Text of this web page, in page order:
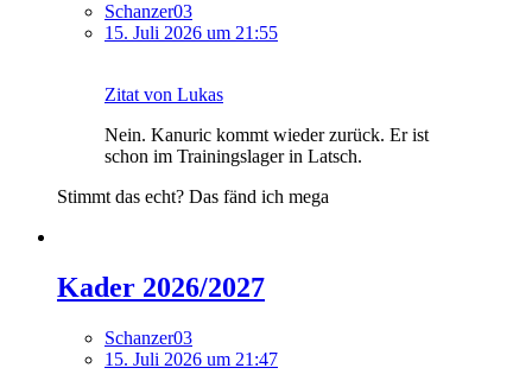
Schanzer03
15. Juli 2026 um 21:55
Zitat von Lukas
Nein. Kanuric kommt wieder zurück. Er ist
schon im Trainingslager in Latsch.
Stimmt das echt? Das fänd ich mega
Kader 2026/2027
Schanzer03
15. Juli 2026 um 21:47